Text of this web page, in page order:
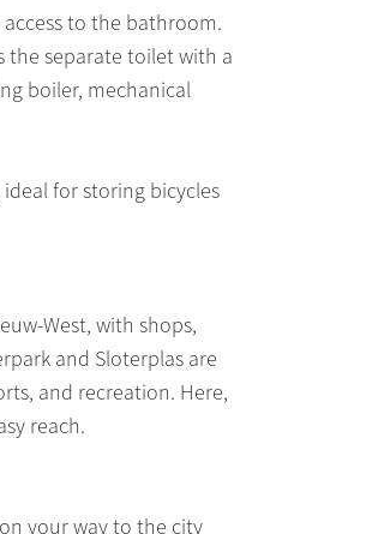
to the bathroom.
the separate toilet with a
boiler, mechanical
for storing bicycles
West, with shops,
and Sloterplas are
and recreation. Here,
reach.
your way to the city